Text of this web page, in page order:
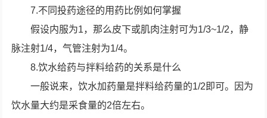
7.不同投药途径的用药比例如何掌握
假设内服为1，那么皮下或肌肉注射可为1/3~1/2，静
脉注射1/4，气管注射为1/4。
8.饮水给药与拌料给药的关系是什么
一般说来，饮水加药量是拌料给药量的1/2即可。因为
饮水量大约是采食量的2倍左右。